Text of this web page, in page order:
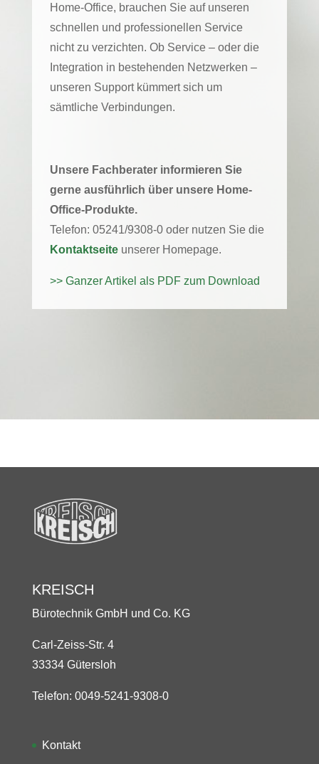
Home-Office, brauchen Sie auf unseren
schnellen und professionellen Service
nicht zu verzichten. Ob Service – oder die
Integration in bestehenden Netzwerken –
unseren Support kümmert sich um
sämtliche Verbindungen.
Unsere Fachberater informieren Sie
gerne ausführlich über unsere Home-
Office-Produkte.
Telefon: 05241/9308-0 oder nutzen Sie die
Kontaktseiteunserer Homepage.
>> Ganzer Artikel als PDF zum Download
KREISCH
Bürotechnik GmbH und Co. KG
Carl-Zeiss-Str. 4
33334 Gütersloh
Telefon: 0049-5241-9308-0
Kontakt